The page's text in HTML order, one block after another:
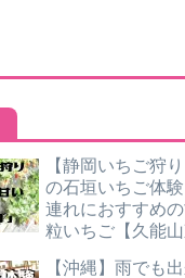
【静岡いちご狩
の石垣いちご体
連れにおすすめ
粒いちご【久能
【沖縄】雨でも